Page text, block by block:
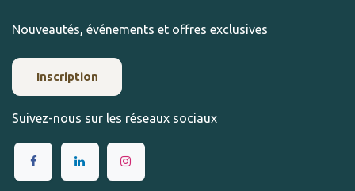
Nouveautés, événements et offres exclusives
Inscription
Suivez-nous sur les réseaux sociaux